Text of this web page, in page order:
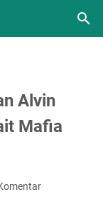
Alvin
Mafia